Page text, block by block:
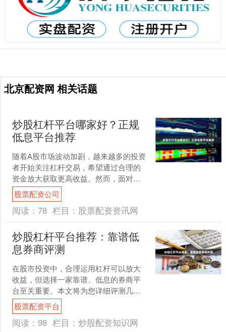
北京配资网 相关话题
炒股杠杆平台哪家好？正规
低息平台推荐
随着A股市场波动加剧，越来越多的投资
者开始关注杠杆交易，希望通过合理的
资金放大获取更高收益。然而，面对市
场上琳琅满目的炒股杠杆平台，如何选
择一家**正规、低息、....
股票配资公司
阅读： 78 栏目： 股票配资资讯网
炒股杠杆平台推荐：靠谱低
息券商评测
在股市投资中，合理运用杠杆可以放大
收益，但选择一家靠谱、低息的券商平
台至关重要。本文将为您详细评测几家
主流炒股杠杆平台股票配资平台，帮助
您做出明智选择。 ## ....
股票配资平台
阅读： 98 栏目： 炒股配资知识网